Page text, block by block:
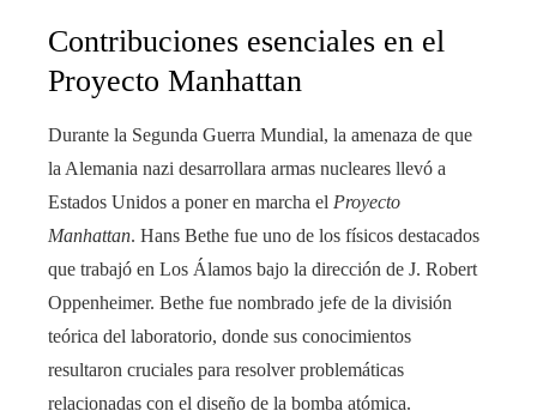
Contribuciones esenciales en el
Proyecto Manhattan
Durante la Segunda Guerra Mundial, la amenaza de que
la Alemania nazi desarrollara armas nucleares llevó a
Estados Unidos a poner en marcha el Proyecto
Manhattan. Hans Bethe fue uno de los físicos destacados
que trabajó en Los Álamos bajo la dirección de J. Robert
Oppenheimer. Bethe fue nombrado jefe de la división
teórica del laboratorio, donde sus conocimientos
resultaron cruciales para resolver problemáticas
relacionadas con el diseño de la bomba atómica.